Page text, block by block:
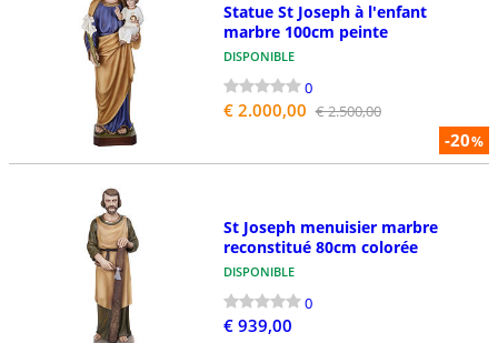
-20%
Statue St Joseph à l'enfant
marbre 100cm peinte
DISPONIBLE
0
€ 2.000,00 € 2.500,00
St Joseph menuisier marbre
reconstitué 80cm colorée
DISPONIBLE
0
€ 939,00